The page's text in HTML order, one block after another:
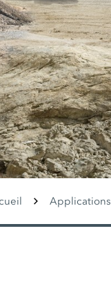
Applications